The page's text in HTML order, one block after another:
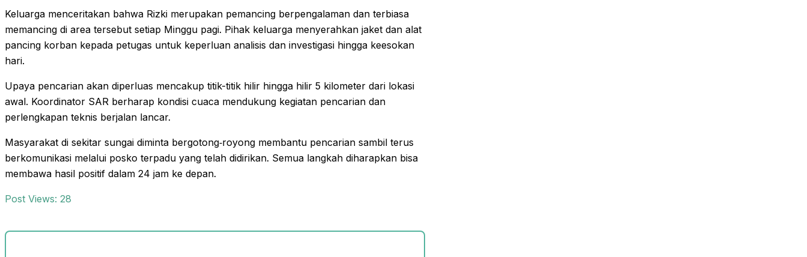
Keluarga menceritakan bahwa Rizki merupakan pemancing berpengalaman dan terbiasa
memancing di area tersebut setiap Minggu pagi. Pihak keluarga menyerahkan jaket dan alat
pancing korban kepada petugas untuk keperluan analisis dan investigasi hingga keesokan
hari.
Upaya pencarian akan diperluas mencakup titik-titik hilir hingga hilir 5 kilometer dari lokasi
awal. Koordinator SAR berharap kondisi cuaca mendukung kegiatan pencarian dan
perlengkapan teknis berjalan lancar.
Masyarakat di sekitar sungai diminta bergotong‑royong membantu pencarian sambil terus
berkomunikasi melalui posko terpadu yang telah didirikan. Semua langkah diharapkan bisa
membawa hasil positif dalam 24 jam ke depan.
Post Views: 28